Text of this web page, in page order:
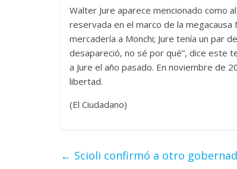
Walter Jure aparece mencionado como
reservada en el marco de la megacausa
mercadería a Monchi; Jure tenía un par
desapareció, no sé por qué”, dice este
a Jure el año pasado. En noviembre de
libertad.
(El Ciudadano)
← Scioli confirmó a otro